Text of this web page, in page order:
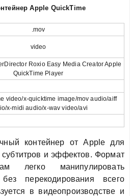
Apple QuickTime
.mov
video
Roxio Easy Media Creator Apple
QuickTime Player
video/x-quicktime image/mov audio/aiff
x-midi audio/x-wav video/avi
контейнер от Apple для
и эффектов. Формат
легко манипулировать
перекодирования всего
в видеопроизводстве и